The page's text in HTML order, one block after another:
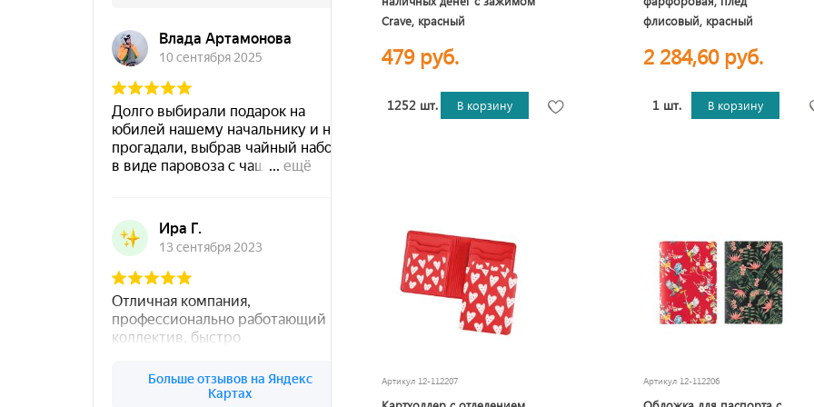
Crave, красный
479 руб.
1252 шт. В корзину
флисовый, красный
2 284,60 руб.
1 шт. В корзину
Артикул 12-112207 Артикул 12-112206